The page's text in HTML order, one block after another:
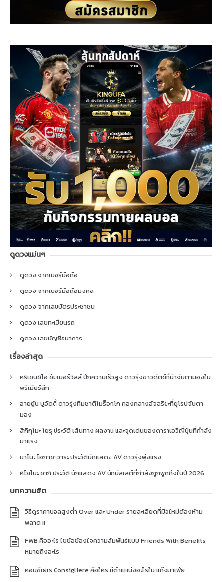
ดูดวงแม่นๆ
ดูดวง จากเบอร์มือถือ
ดูดวง จากเบอร์มือถือมงคล
ดูดวง จากเลขบัตรประชาชน
ดูดวง เลขทะเบียนรถ
ดูดวง เลขบัญชีธนาคาร
เรื่องล่าสุด
คริเซนซิโอ ซัมเมอร์วิลล์ ปีกความเร็วสูง ดาวรุ่งชาวดัตช์ที่น่าจับตามองใน
พรีเมียร์ลีก
อายยู้บ บูอัดดี้ ดาวรุ่งทีมชาติโมร็อกโก กองกลางอัจฉริยะที่ยุโรปจับตา
มอง
สึกิกุโมะ โยรุ ประวัติ เส้นทาง ผลงาน และจุดเด่นของดาราเอวีญี่ปุ่นที่กำลัง
มาแรง
นาโนะ โอกาซาวาระ ประวัตินักแสดง AV ดาวรุ่งพุ่งแรง
คิโยโนะ ซากิ ประวัติ นักแสดง AV นักบัลเลต์ที่กำลังถูกพูดถึงในปี 2026
บทความฮิต
วิธีดูราคาบอลสูงต่ำ Over และ Under รายละเอียดที่มือใหม่ต้องห้าม
พลาด !!
FWB คืออะไร ไขข้อข้องใจความสัมพันธ์แบบ Friends With Benefits
หมายถึงอะไร
คอนซีเยเร Consigliere คือใคร มีตำแหน่งอะไรใน แก๊งมาเฟีย